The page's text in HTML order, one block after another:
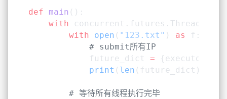
def main ():
    with
        with
open ( "123.txt" ) as
f:
            # submit所有IP
            future_dict
=
            print
( len (future_dict))
        # 等待所有线程执行完毕